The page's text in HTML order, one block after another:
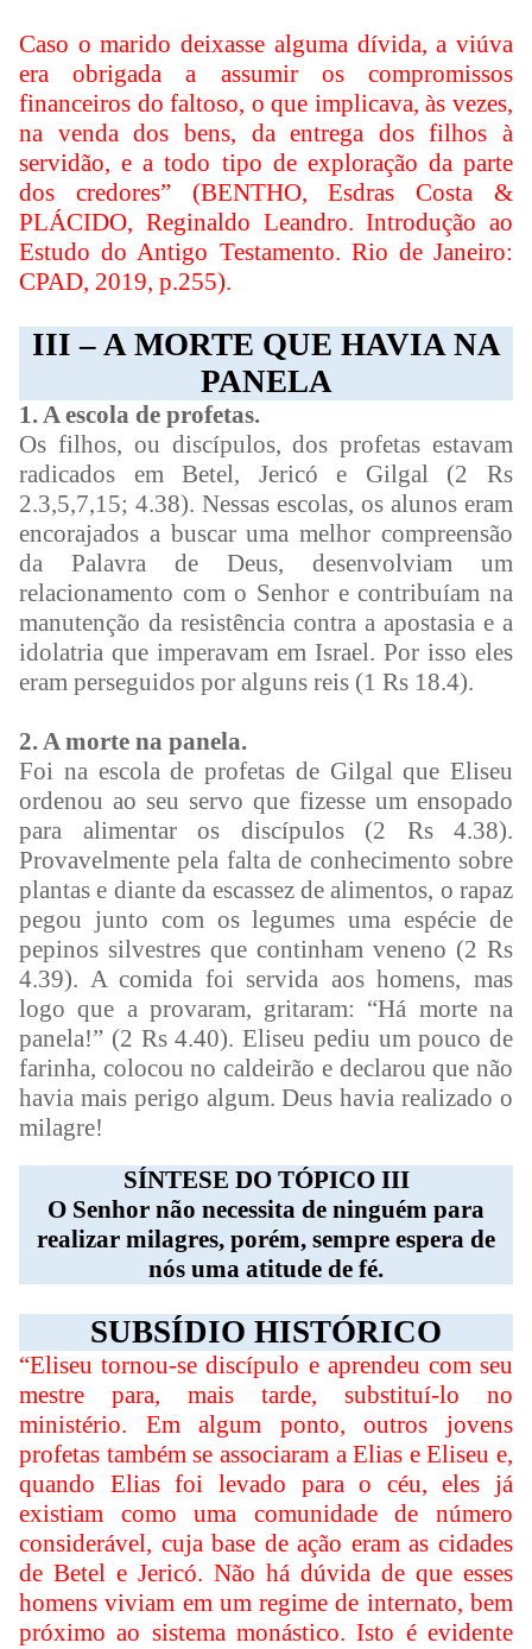
Caso o marido deixasse alguma dívida, a viúva
era obrigada a assumir os compromissos
financeiros do faltoso, o que implicava, às vezes,
na venda dos bens, da entrega dos filhos à
servidão, e a todo tipo de exploração da parte
dos credores” (BENTHO, Esdras Costa &
PLÁCIDO, Reginaldo Leandro. Introdução ao
Estudo do Antigo Testamento. Rio de Janeiro:
CPAD, 2019, p.255).
III – A MORTE QUE HAVIA NA
PANELA
1. A escola de profetas.
Os filhos, ou discípulos, dos profetas estavam
radicados em Betel, Jericó e Gilgal (2 Rs
2.3,5,7,15; 4.38). Nessas escolas, os alunos eram
encorajados a buscar uma melhor compreensão
da Palavra de Deus, desenvolviam um
relacionamento com o Senhor e contribuíam na
manutenção da resistência contra a apostasia e a
idolatria que imperavam em Israel. Por isso eles
eram perseguidos por alguns reis (1 Rs 18.4).
2. A morte na panela.
Foi na escola de profetas de Gilgal que Eliseu
ordenou ao seu servo que fizesse um ensopado
para alimentar os discípulos (2 Rs 4.38).
Provavelmente pela falta de conhecimento sobre
plantas e diante da escassez de alimentos, o rapaz
pegou junto com os legumes uma espécie de
pepinos silvestres que continham veneno (2 Rs
4.39). A comida foi servida aos homens, mas
logo que a provaram, gritaram: “Há morte na
panela!” (2 Rs 4.40). Eliseu pediu um pouco de
farinha, colocou no caldeirão e declarou que não
havia mais perigo algum. Deus havia realizado o
milagre!
SÍNTESE DO TÓPICO III
O Senhor não necessita de ninguém para
realizar milagres, porém, sempre espera de
nós uma atitude de fé.
SUBSÍDIO HISTÓRICO
“Eliseu tornou-se discípulo e aprendeu com seu
mestre para, mais tarde, substituí-lo no
ministério. Em algum ponto, outros jovens
profetas também se associaram a Elias e Eliseu e,
quando Elias foi levado para o céu, eles já
existiam como uma comunidade de número
considerável, cuja base de ação eram as cidades
de Betel e Jericó. Não há dúvida de que esses
homens viviam em um regime de internato, bem
próximo ao sistema monástico. Isto é evidente